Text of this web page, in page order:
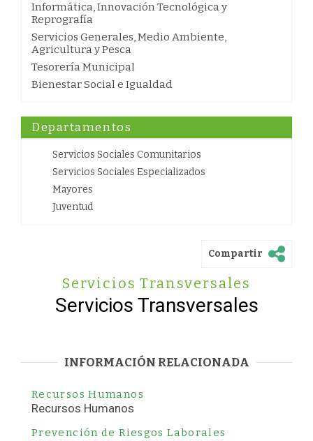
Informática, Innovación Tecnológica y
Reprografía
Servicios Generales, Medio Ambiente,
Agricultura y Pesca
Tesorería Municipal
Bienestar Social e Igualdad
Departamentos
Servicios Sociales Comunitarios
Servicios Sociales Especializados
Mayores
Juventud
Compartir
Servicios Transversales
Servicios Transversales
INFORMACIÓN RELACIONADA
Recursos Humanos
Recursos Humanos
Prevención de Riesgos Laborales